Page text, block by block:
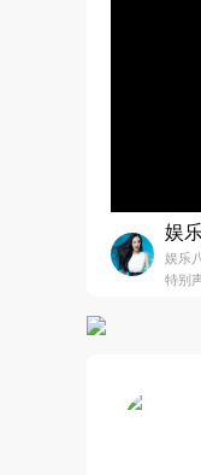
娱
娱乐
特别